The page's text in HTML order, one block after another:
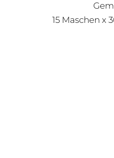
15 Maschen x